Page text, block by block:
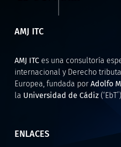
AMJ ITC
AMJ ITCes una consultoría
internacional y Derecho
Europea, fundada por Adolfo
la Universidad de Cádiz
ENLACES